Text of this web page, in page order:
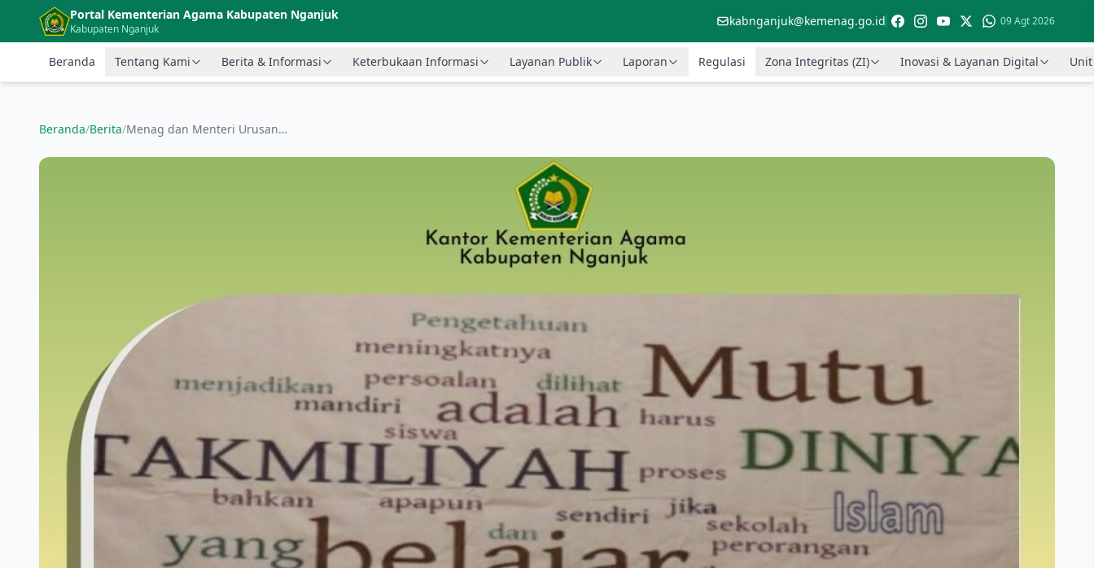
Langsung ke konten utama
Portal Kementerian Agama Kabupaten Nganjuk
Kabupaten Nganjuk
kabnganjuk@kemenag.go.id 09 Agt 2026
Beranda Tentang Kami Berita & Informasi Keterbukaan Informasi Layanan Publik Laporan Regulasi Zona Integritas (ZI) Inovasi & Layanan Digital
Beranda/Berita/ Menag dan Menteri Urusan Islam Saudi Bahas Promosi Moderasi Beragama